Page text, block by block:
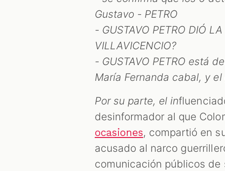
Gustavo - PETRO
- GUSTAVO PETRO DIÓ
VILLAVICENCIO?
- GUSTAVO PETRO está
María Fernanda cabal, y el
Por su parte, el in
desinformador al que
ocasiones, compartió en
acusado al narco
comunicación públicos